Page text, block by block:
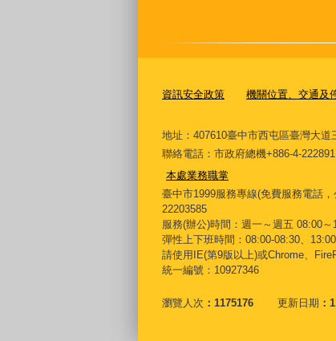
資訊安全政策 機關位置、交通及
地址：407610臺中市西屯區臺灣大道
聯絡電話：市政府總機+886-4-
本處業務職掌
臺中市1999服務專線(免費服務電話
22203585
服務(辦公)時間：週一～週五 08:00
彈性上下班時間：08:00-08:30、
請使用IE(第9版以上)或Chrome、
統一編號：10927346
瀏覽人次 1175176 更新日期